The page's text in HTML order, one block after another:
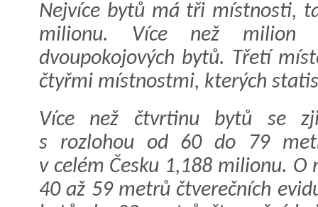
Nejvíce bytů má tři místnosti,
milionu. Více než milion
dvoupokojových bytů. Třetí
čtyřmi místnostmi, kterých
Více než čtvrtinu bytů se
s rozlohou od 60 do 79
v celém Česku 1,188 milionu. O
40 až 59 metrů čtverečních